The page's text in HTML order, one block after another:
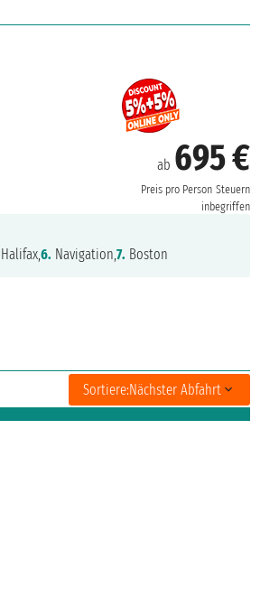
ab 695 €
Preis pro Person Steuern
inbegriffen
Halifax,6. Navigation,7. Boston
Sortiere:Nächster Abfahrt